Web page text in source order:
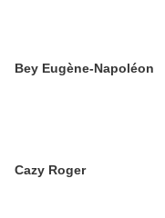
Bey Eugène-Napoléon
Cazy Roger